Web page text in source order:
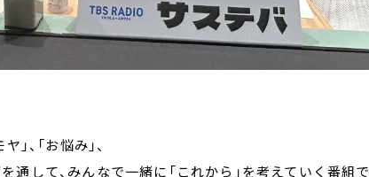
」、「お悩み」、
通して、みんなで一緒に「これから」を考えていく番組で